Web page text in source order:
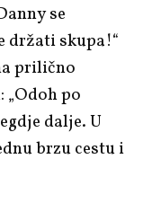
se
držati skupa!“
prilično
po
dalje. U
brzu cestu i